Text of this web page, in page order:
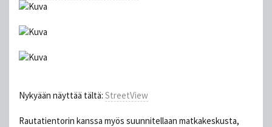
Nykyään näyttää tältä: StreetView
Rautatientorin kanssa myös suunnitellaan matkakeskusta,